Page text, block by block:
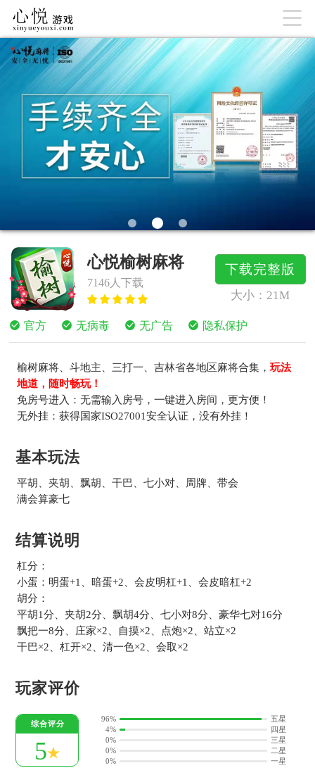

心悦榆树麻将
7146人下载
    
下载完整版
大小： 21M
官方 无病毒 无广告 隐私保护
榆树麻将、斗地主、三打一、吉林省各地区麻将合集， 玩法
地道，随时畅玩！
免房号进入：无需输入房号，一键进入房间，更方便！
无外挂：获得国家ISO27001安全认证，没有外挂！
基本玩法
平胡、夹胡、飘胡、干巴、七小对、周牌、带会
满会算豪七
结算说明
杠分：
小蛋：明蛋+1、暗蛋+2、会皮明杠+1、会皮暗杠+2
胡分：
平胡1分、夹胡2分、飘胡4分、七小对8分、豪华七对16分
飘把一8分、庄家×2、自摸×2、点炮×2、站立×2
干巴×2、杠开×2、清一色×2、会取×2
玩家评价
综合评分
5
96%
五星
4%
四星
0%
三星
0%
二星
0%
一星